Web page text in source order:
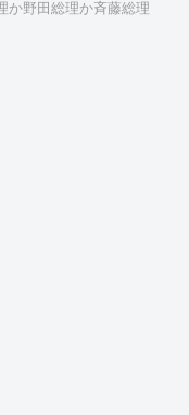
か野田総理か斉藤総理